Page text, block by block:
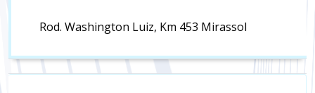
Rod. Washington Luiz, Km 453 Mirassol